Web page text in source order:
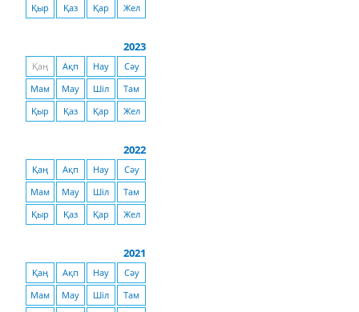
Қыр
Қаз Қар Жел
2023
Қаң Ақп Нау
Сәу
Мам
Мау Шіл
Там
Қыр
Қаз Қар Жел
2022
Қаң Ақп Нау
Сәу
Мам
Мау Шіл
Там
Қыр
Қаз Қар Жел
2021
Қаң Ақп Нау
Сәу
Мам
Мау Шіл
Там